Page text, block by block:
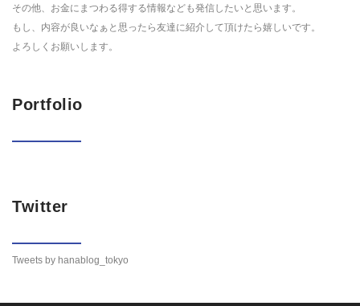
その他、お金にまつわる得する情報なども発信したいと思います。
もし、内容が良いなぁと思ったら友達に紹介して頂けたら嬉しいです。
よろしくお願いします。
Portfolio
Twitter
Tweets by hanablog_tokyo